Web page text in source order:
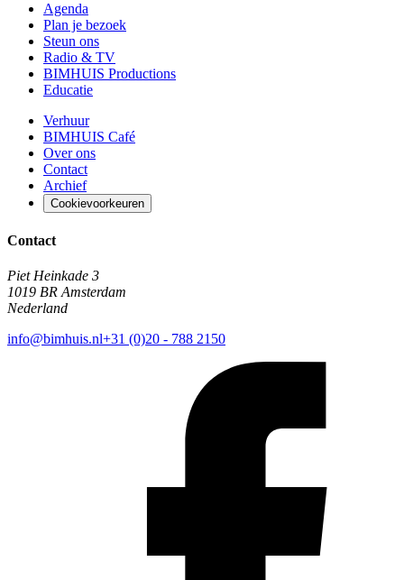
Agenda
Plan je bezoek
Steun ons
Radio & TV
BIMHUIS Productions
Educatie
Verhuur
BIMHUIS Café
Over ons
Contact
Archief
Cookievoorkeuren
Contact
Piet Heinkade 3
1019 BR Amsterdam
Nederland
info@bimhuis.nl+31 (0)20 - 788 2150